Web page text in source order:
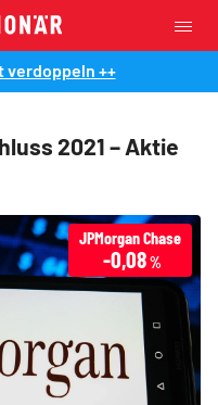
verdoppeln ++
2021 – Aktie
JPMorgan Chase
-0,08%